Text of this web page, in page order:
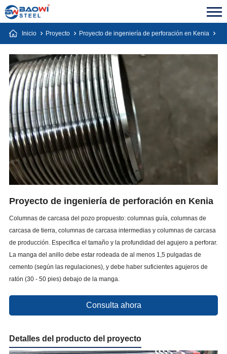
Inicio Proyecto Proyecto de ingeniería de perforación en Kenia
Proyecto de ingeniería de perforación en Kenia
Columnas de carcasa del pozo propuesto: columnas guía, columnas de
carcasa de tierra, columnas de carcasa intermedias y columnas de carcasa
de producción. Especifica el tamaño y la profundidad del agujero a perforar.
La manga del anillo debe estar rodeada de al menos 1,5 pulgadas de
cemento (según las regulaciones), y debe haber suficientes agujeros de
ratón (30 - 50 pies) debajo de la manga.
Consulta ahora
Detalles del producto del proyecto